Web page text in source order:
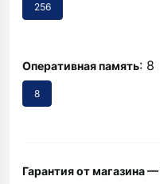
256
Оперативная память: 8
8
Гарантия от магазина